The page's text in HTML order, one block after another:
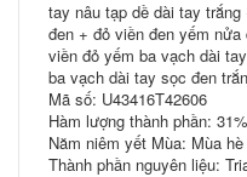
tay nâu tạp dề dài tay
đen + đỏ viền đen yếm
viền đỏ yếm ba vạch dài
ba vạch dài tay sọc đen
Mã số: U43416T42606
Hàm lượng thành phần:
Năm niêm yết Mùa: Mùa
Thành phần nguyên liệu: